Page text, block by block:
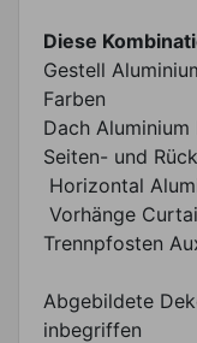
Diese
Gestell
Farben
Dach Aluminium
Seiten- und
Horizontal
Vorhänge
Trennpfosten
Abgebildete
inbegriffen